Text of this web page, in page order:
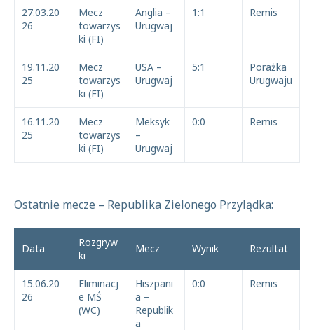
27.03.20
26
Mecz
towarzys
ki (FI)
Anglia –
Urugwaj
1:1 Remis
19.11.20
25
Mecz
towarzys
ki (FI)
USA –
Urugwaj
5:1
Porażka
Urugwaju
16.11.20
25
Mecz
towarzys
ki (FI)
Meksyk
–
Urugwaj
0:0 Remis
Ostatnie mecze – Republika Zielonego Przylądka:
Data
Rozgryw
ki
Mecz Wynik Rezultat
15.06.20
26
Eliminacj
e MŚ
(WC)
Hiszpani
a –
Republik
a
0:0 Remis